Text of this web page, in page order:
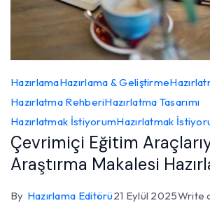
HazırlamaHazırlama & Geliştirme
Hazırlatma RehberiHazırlatma Tasarımı
Hazırlatmak İstiyorumHazırlatmak
Çevrimiçi Eğitim
Araştırma Makalesi
By Hazırlama Editörü21 Eylül 2025Write